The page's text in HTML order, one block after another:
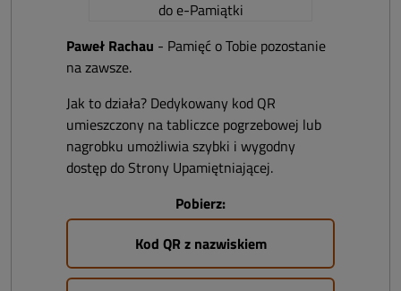
Paweł Rachau - Pamięć o Tobie pozostanie
na zawsze.
Jak to działa? Dedykowany kod QR
umieszczony na tabliczce pogrzebowej lub
nagrobku umożliwia szybki i wygodny
dostęp do Strony Upamiętniającej.
Pobierz:
Kod QR z nazwiskiem